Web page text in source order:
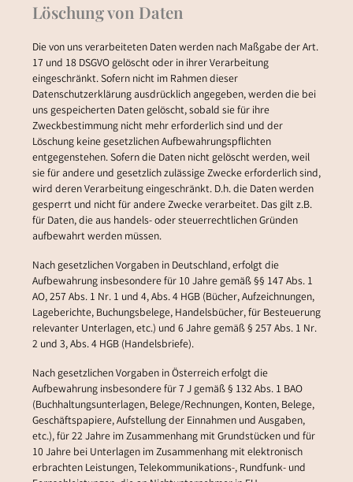
Löschung von Daten
Die von uns verarbeiteten Daten werden nach Maßgabe der Art.
17 und 18 DSGVO gelöscht oder in ihrer Verarbeitung
eingeschränkt. Sofern nicht im Rahmen dieser
Datenschutzerklärung ausdrücklich angegeben, werden die bei
uns gespeicherten Daten gelöscht, sobald sie für ihre
Zweckbestimmung nicht mehr erforderlich sind und der
Löschung keine gesetzlichen Aufbewahrungspflichten
entgegenstehen. Sofern die Daten nicht gelöscht werden, weil
sie für andere und gesetzlich zulässige Zwecke erforderlich sind,
wird deren Verarbeitung eingeschränkt. D.h. die Daten werden
gesperrt und nicht für andere Zwecke verarbeitet. Das gilt z.B.
für Daten, die aus handels- oder steuerrechtlichen Gründen
aufbewahrt werden müssen.
Nach gesetzlichen Vorgaben in Deutschland, erfolgt die
Aufbewahrung insbesondere für 10 Jahre gemäß §§ 147 Abs. 1
AO, 257 Abs. 1 Nr. 1 und 4, Abs. 4 HGB (Bücher, Aufzeichnungen,
Lageberichte, Buchungsbelege, Handelsbücher, für Besteuerung
relevanter Unterlagen, etc.) und 6 Jahre gemäß § 257 Abs. 1 Nr.
2 und 3, Abs. 4 HGB (Handelsbriefe).
Nach gesetzlichen Vorgaben in Österreich erfolgt die
Aufbewahrung insbesondere für 7 J gemäß § 132 Abs. 1 BAO
(Buchhaltungsunterlagen, Belege/Rechnungen, Konten, Belege,
Geschäftspapiere, Aufstellung der Einnahmen und Ausgaben,
etc.), für 22 Jahre im Zusammenhang mit Grundstücken und für
10 Jahre bei Unterlagen im Zusammenhang mit elektronisch
erbrachten Leistungen, Telekommunikations-, Rundfunk- und